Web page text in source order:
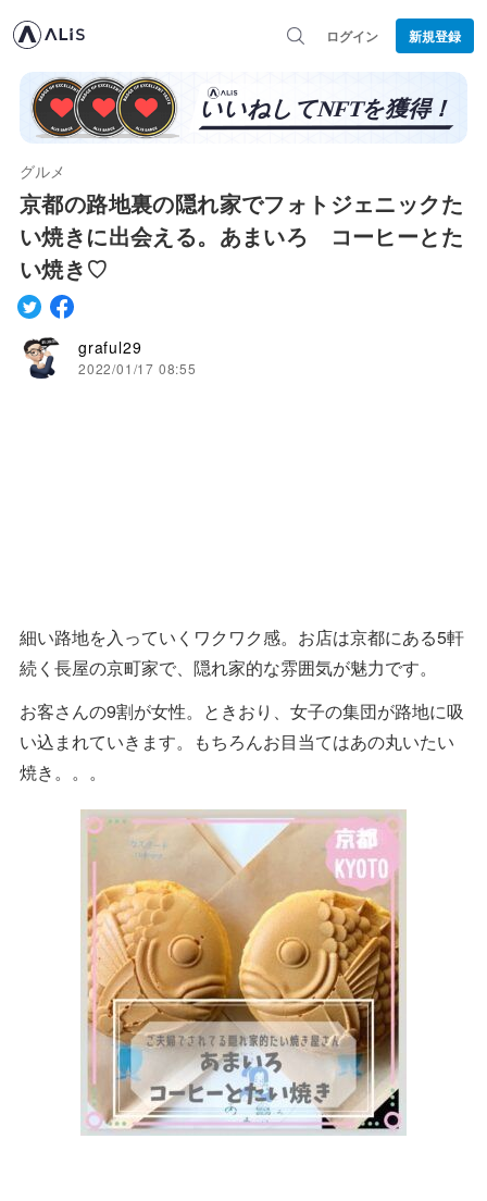
ログイン 新規登録
グルメ
京都の路地裏の隠れ家でフォトジェニックた
い焼きに出会える。あまいろ コーヒーとた
い焼き♡
graful29
2022/01/17 08:55
細い路地を入っていくワクワク感。お店は京都にある5軒
続く長屋の京町家で、隠れ家的な雰囲気が魅力です。
お客さんの9割が女性。ときおり、女子の集団が路地に吸
い込まれていきます。もちろんお目当てはあの丸いたい
焼き。。。